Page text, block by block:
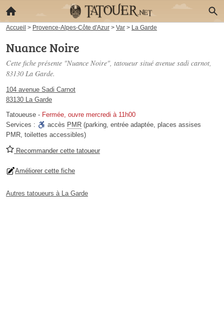
Accueil > Provence-Alpes-Côte d'Azur > Var > La Garde
Nuance Noire
Cette fiche présente "Nuance Noire", tatoueur situé avenue sadi carnot,
83130 La Garde.
104 avenue Sadi Carnot
83130 La Garde
Tatoueuse - Fermée, ouvre mercredi à 11h00
Services :
accès PMR (parking, entrée adaptée, places assises
PMR, toilettes accessibles)
Recommander cette tatoueur
Améliorer cette fiche
Autres tatoueurs à La Garde